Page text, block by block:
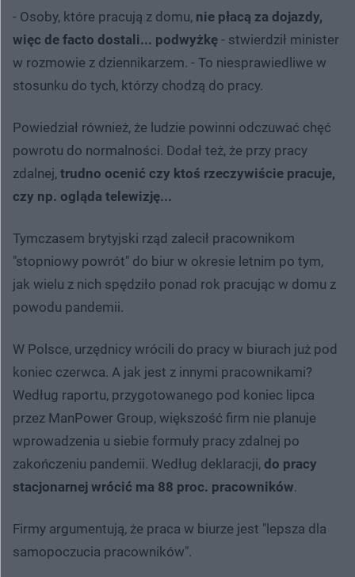
- Osoby, które pracują z domu, nie płacą za dojazdy,
więc de facto dostali... podwyżkę - stwierdził minister
w rozmowie z dziennikarzem. - To niesprawiedliwe w
stosunku do tych, którzy chodzą do pracy.
Powiedział również, że ludzie powinni odczuwać chęć
powrotu do normalności. Dodał też, że przy pracy
zdalnej, trudno ocenić czy ktoś rzeczywiście pracuje,
czy np. ogląda telewizję...
Tymczasem brytyjski rząd zalecił pracownikom
"stopniowy powrót" do biur w okresie letnim po tym,
jak wielu z nich spędziło ponad rok pracując w domu z
powodu pandemii.
W Polsce, urzędnicy wrócili do pracy w biurach już pod
koniec czerwca. A jak jest z innymi pracownikami?
Według raportu, przygotowanego pod koniec lipca
przez ManPower Group, większość firm nie planuje
wprowadzenia u siebie formuły pracy zdalnej po
zakończeniu pandemii. Według deklaracji, do pracy
stacjonarnej wrócić ma 88 proc. pracowników.
Firmy argumentują, że praca w biurze jest "lepsza dla
samopoczucia pracowników".